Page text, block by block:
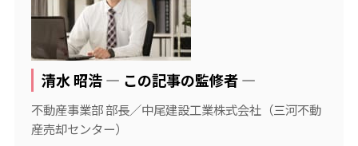
清水 昭浩 ― この記事の監修者 ―
不動産事業部 部長／中尾建設工業株式会社（三河不動
産売却センター）